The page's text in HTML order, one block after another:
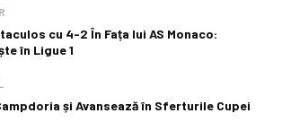
cu 4-2 În Fața lui AS Monaco:
în Ligue 1
și Avansează în Sferturile Cupei